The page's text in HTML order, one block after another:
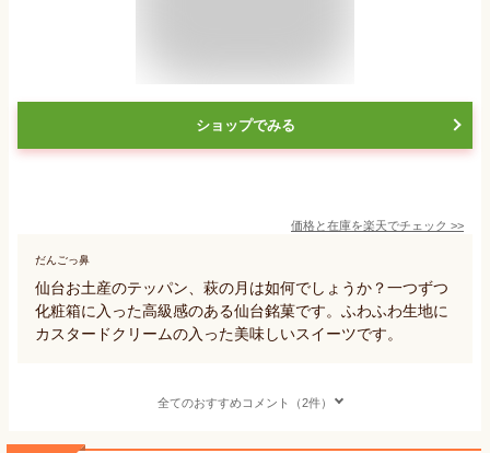
ショップでみる
価格と在庫を楽天でチェック >>
だんごっ鼻
仙台お土産のテッパン、萩の月は如何でしょうか？一つずつ
化粧箱に入った高級感のある仙台銘菓です。ふわふわ生地に
カスタードクリームの入った美味しいスイーツです。
全てのおすすめコメント（2件）